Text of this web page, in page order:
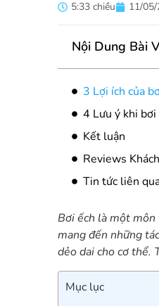
5:33 chiều 11/
Nội Dung Bài
3 Lợi ích của
4 Lưu ý khi
Kết luận
Reviews
Tin tức liên
Bơi ếch là một
mang đến những
dẻo dai cho cơ thể.
Mục lục